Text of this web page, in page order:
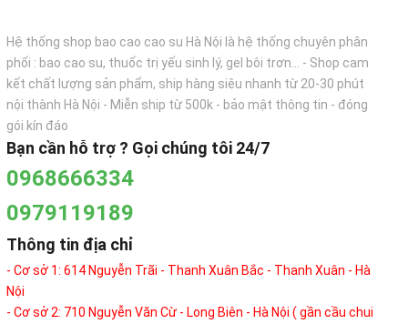
Hệ thống shop bao cao cao su Hà Nội là hệ thống chuyên phân
phối : bao cao su, thuốc trị yếu sinh lý, gel bôi trơn... - Shop cam
kết chất lượng sản phẩm, ship hàng siêu nhanh từ 20-30 phút
nội thành Hà Nội - Miễn ship từ 500k - bảo mật thông tin - đóng
gói kín đáo
Bạn cần hỗ trợ ? Gọi chúng tôi 24/7
0968666334
0979119189
Thông tin địa chỉ
- Cơ sở 1: 614 Nguyễn Trãi - Thanh Xuân Bắc - Thanh Xuân - Hà
Nội
- Cơ sở 2: 710 Nguyễn Văn Cừ - Long Biên - Hà Nội ( gần cầu chui